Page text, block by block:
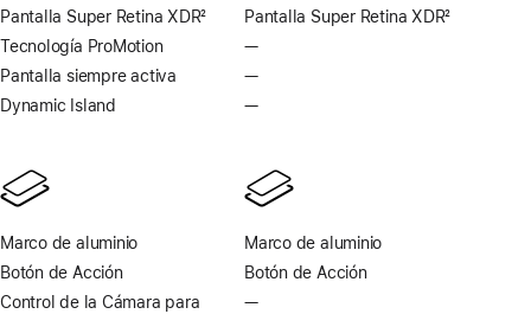
Pantalla Super Retina XDR
Nota
al
pie
2
Tecnología ProMotion
Pantalla siempre activa
Dynamic Island
Marco de aluminio
Botón de Acción
Control de la Cámara para
Pantalla Super Retina XDR2
—Sin
—Sin
—Sin
Marco de aluminio
Botón de Acción
—No